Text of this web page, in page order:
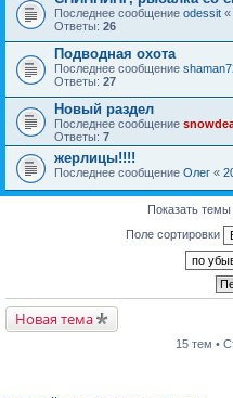
Последнее сообщение odessit «
Ответы: 26
Подводная охота
Последнее сообщение
Ответы: 27
Новый раздел
Последнее сообщение
Ответы: 7
жерлицы!!!!
Последнее сообщение Олег «
Показать темы
Поле сортировки
Новая тема
15 тем •